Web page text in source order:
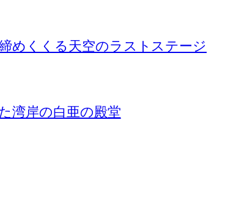
めくくる天空のラストステージ
湾岸の白亜の殿堂